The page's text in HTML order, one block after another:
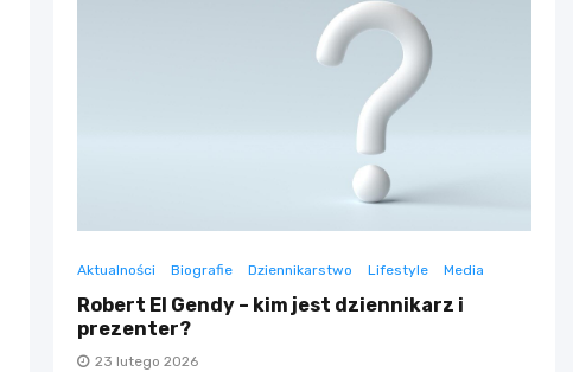
Aktualności Biografie Dziennikarstwo Lifestyle Media
Robert El Gendy – kim jest dziennikarz i
prezenter?
23 lutego 2026